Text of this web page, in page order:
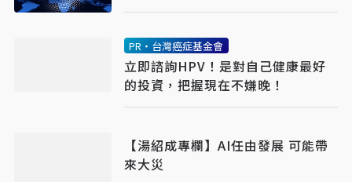
PR・台灣癌症基金會
立即諮詢HPV！是對自己健康最好
的投資，把握現在不嫌晚！
【湯紹成專欄】AI任由發展 可能帶
來大災